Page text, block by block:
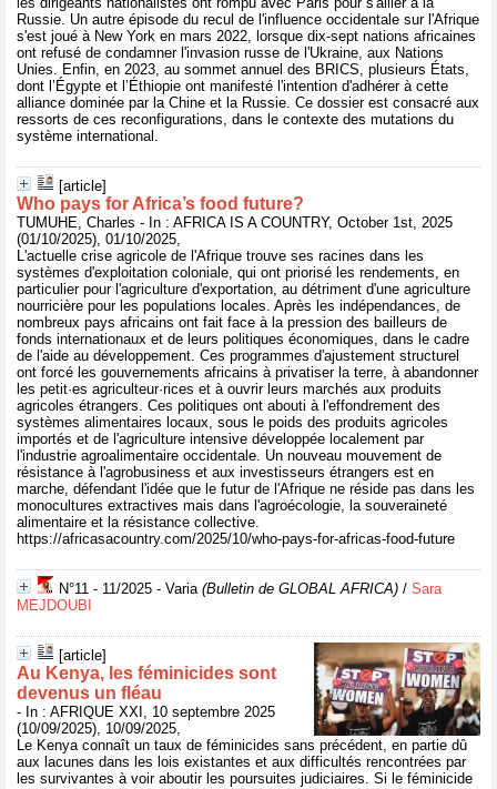
Russie. Un autre épisode du recul de l'influence occidentale sur l'Afrique
s'est joué à New York en mars 2022, lorsque dix-sept nations africaines
ont refusé de condamner l'invasion russe de l'Ukraine, aux Nations
Unies. Enfin, en 2023, au sommet annuel des BRICS, plusieurs États,
dont l’Égypte et l’Éthiopie ont manifesté l'intention d'adhérer à cette
alliance dominée par la Chine et la Russie. Ce dossier est consacré aux
ressorts de ces reconfigurations, dans le contexte des mutations du
système international.
[article]
Who pays for Africa’s food future?
TUMUHE, Charles - In : AFRICA IS A COUNTRY, October 1st, 2025
(01/10/2025), 01/10/2025,
L'actuelle crise agricole de l'Afrique trouve ses racines dans les
systèmes d'exploitation coloniale, qui ont priorisé les rendements, en
particulier pour l'agriculture d'exportation, au détriment d'une agriculture
nourricière pour les populations locales. Après les indépendances, de
nombreux pays africains ont fait face à la pression des bailleurs de
fonds internationaux et de leurs politiques économiques, dans le cadre
de l'aide au développement. Ces programmes d'ajustement structurel
ont forcé les gouvernements africains à privatiser la terre, à abandonner
les petit·es agriculteur·rices et à ouvrir leurs marchés aux produits
agricoles étrangers. Ces politiques ont abouti à l'effondrement des
systèmes alimentaires locaux, sous le poids des produits agricoles
importés et de l'agriculture intensive développée localement par
l'industrie agroalimentaire occidentale. Un nouveau mouvement de
résistance à l'agrobusiness et aux investisseurs étrangers est en
marche, défendant l'idée que le futur de l'Afrique ne réside pas dans les
monocultures extractives mais dans l'agroécologie, la souveraineté
alimentaire et la résistance collective.
https://africasacountry.com/2025/10/who-pays-for-africas-food-future
N°11 - 11/2025 - Varia(Bulletin de GLOBAL AFRICA) / Sara
MEJDOUBI
[article]
Au Kenya, les féminicides sont
devenus un fléau
- In : AFRIQUE XXI, 10 septembre 2025
(10/09/2025), 10/09/2025,
Le Kenya connaît un taux de féminicides sans précédent, en partie dû
aux lacunes dans les lois existantes et aux difficultés rencontrées par
les survivantes à voir aboutir les poursuites judiciaires. Si le féminicide